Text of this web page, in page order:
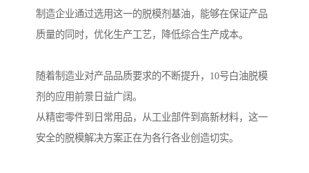
制造企业通过选用这一的脱模剂基油，能够在保证产品
质量的同时，优化生产工艺，降低综合生产成本。
随着制造业对产品品质要求的不断提升，10号白油脱模
剂的应用前景日益广阔。
从精密零件到日常用品，从工业部件到高新材料，这一
安全的脱模解决方案正在为各行各业创造切实。